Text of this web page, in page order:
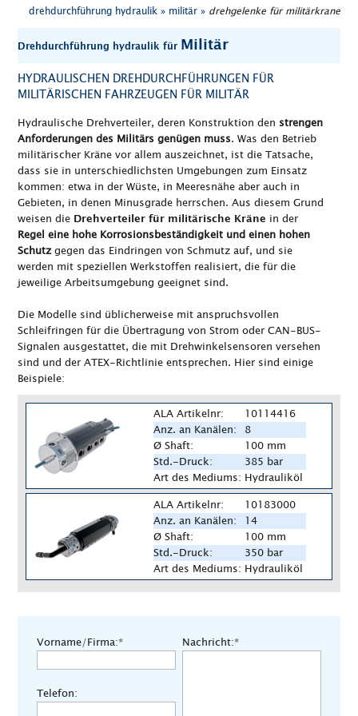
drehdurchführung hydraulik » militär » drehgelenke für militärkrane
Drehdurchführung hydraulik für Militär
HYDRAULISCHEN DREHDURCHFÜHRUNGEN FÜR
MILITÄRISCHEN FAHRZEUGEN FÜR MILITÄR
Hydraulische Drehverteiler, deren Konstruktion den strengen
Anforderungen des Militärs genügen muss. Was den Betrieb
militärischer Kräne vor allem auszeichnet, ist die Tatsache,
dass sie in unterschiedlichsten Umgebungen zum Einsatz
kommen: etwa in der Wüste, in Meeresnähe aber auch in
Gebieten, in denen Minusgrade herrschen. Aus diesem Grund
weisen die Drehverteiler für militärische Kräne in der
Regel eine hohe Korrosionsbeständigkeit und einen hohen
Schutzgegen das Eindringen von Schmutz auf, und sie
werden mit speziellen Werkstoffen realisiert, die für die
jeweilige Arbeitsumgebung geeignet sind.
Die Modelle sind üblicherweise mit anspruchsvollen
Schleifringen für die Übertragung von Strom oder CAN-BUS-
Signalen ausgestattet, die mit Drehwinkelsensoren versehen
sind und der ATEX-Richtlinie entsprechen. Hier sind einige
Beispiele:
ALA Artikelnr:
10114416
Anz. an Kanälen: 8
Ø Shaft:
100 mm
Std.-Druck:
385 bar
Art des Mediums: Hydrauliköl
ALA Artikelnr:
10183000
Anz. an Kanälen:
14
Ø Shaft:
100 mm
Std.-Druck:
350 bar
Art des Mediums: Hydrauliköl
Vorname/Firma:*
Telefon:
Nachricht:*